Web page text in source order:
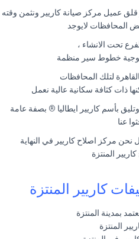
عميل مركز صيانة كاريير ونثمن وقته
المحافظات لايوجد
تحت الانشاء ،
خطوط سير منظمة
لتلك المحافظات
ذات كثافة سكانية عالية نعمل
بأسم كاريير ايطاليا ® بصفة عامة
عنا
مركز اصلاح كاريير في النهاية
المنتزة
كاريير المنتزة
بمدينة المنتزة
المنتزة